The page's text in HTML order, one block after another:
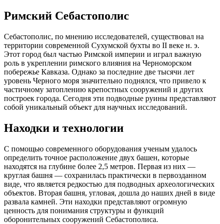
Римский Себастополис
Себастополис, по мнению исследователей, существовал на
территории современной Сухумской бухты во II веке н. э.
Этот город был частью Римской империи и играл важную
роль в укреплении римского влияния на Черноморском
побережье Кавказа. Однако за последние две тысячи лет
уровень Черного моря значительно поднялся, что привело к
частичному затоплению крепостных сооружений и других
построек города. Сегодня эти подводные руины представляют
собой уникальный объект для научных исследований.
Находки и технологии
С помощью современного оборудования ученым удалось
определить точное расположение двух башен, которые
находятся на глубине более 2,5 метров. Первая из них —
круглая башня — сохранилась практически в первозданном
виде, что является редкостью для подводных археологических
объектов. Вторая башня, угловая, дошла до наших дней в виде
развала камней. Эти находки представляют огромную
ценность для понимания структуры и функций
оборонительных сооружений Себастополиса.